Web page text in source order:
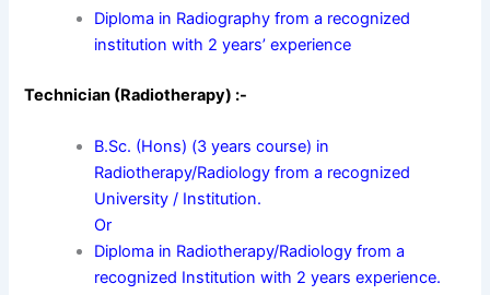
Diploma in Radiography from a recognized
institution with 2 years’ experience
Technician (Radiotherapy) :-
B.Sc. (Hons) (3 years course) in
Radiotherapy/Radiology from a recognized
University / Institution.
Or
Diploma in Radiotherapy/Radiology from a
recognized Institution with 2 years experience.